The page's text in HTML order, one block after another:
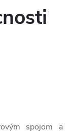
spojom a